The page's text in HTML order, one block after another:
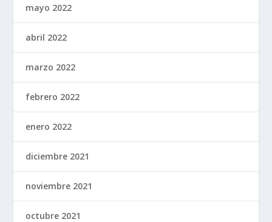
mayo 2022
abril 2022
marzo 2022
febrero 2022
enero 2022
diciembre 2021
noviembre 2021
octubre 2021